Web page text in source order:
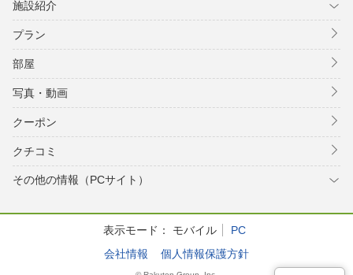
施設紹介
プラン
部屋
写真・動画
クーポン
クチコミ
その他の情報（PCサイト）
表示モード： モバイル
PC
会社情報
個人情報保護方針